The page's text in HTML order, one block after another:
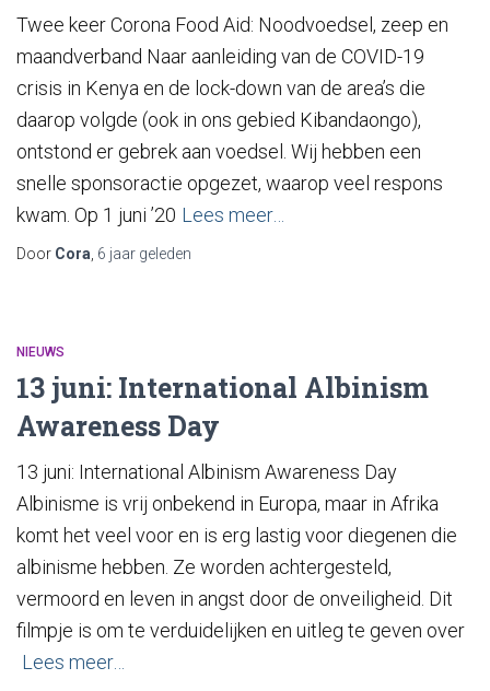
Twee keer Corona Food Aid: Noodvoedsel, zeep en
maandverband Naar aanleiding van de COVID-19
crisis in Kenya en de lock-down van de area’s die
daarop volgde (ook in ons gebied Kibandaongo),
ontstond er gebrek aan voedsel. Wij hebben een
snelle sponsoractie opgezet, waarop veel respons
kwam. Op 1 juni ’20 Lees meer…
Door Cora 6 jaar geleden
NIEUWS
13 juni: International Albinism
Awareness Day
13 juni: International Albinism Awareness Day
Albinisme is vrij onbekend in Europa, maar in Afrika
komt het veel voor en is erg lastig voor diegenen die
albinisme hebben. Ze worden achtergesteld,
vermoord en leven in angst door de onveiligheid. Dit
filmpje is om te verduidelijken en uitleg te geven over
Lees meer…